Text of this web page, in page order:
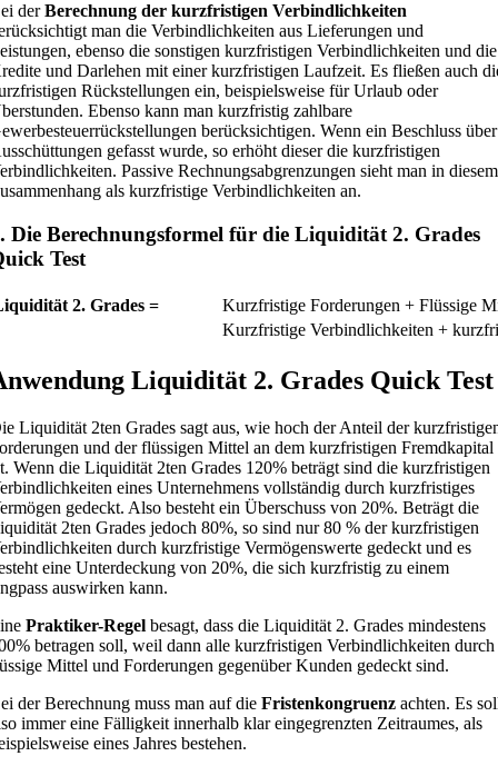
derBerechnung der kurzfristigen Verbindlichkeiten
man die Verbindlichkeiten aus Lieferungen und
ebenso die sonstigen kurzfristigen Verbindlichkeiten und die
und Darlehen mit einer kurzfristigen Laufzeit. Es fließen auch
Rückstellungen ein, beispielsweise für Urlaub oder
Ebenso kann man kurzfristig zahlbare
berücksichtigen. Wenn ein Beschluss über
gefasst wurde, so erhöht dieser die kurzfristigen
Passive Rechnungsabgrenzungen sieht man in diesem
als kurzfristige Verbindlichkeiten an.
Die Berechnungsformel für die Liquidität 2. Grades
Test
2. Grades =
Kurzfristige Forderungen + Flüssige
Kurzfristige Verbindlichkeiten +
Liquidität 2. Grades Quick Test
Liquidität 2ten Grades sagt aus, wie hoch der Anteil der
und der flüssigen Mittel an dem kurzfristigen Fremdkapital
Wenn die Liquidität 2ten Grades 120% beträgt sind die kurzfristigen
eines Unternehmens vollständig durch kurzfristiges
gedeckt. Also besteht ein Überschuss von 20%. Beträgt die
2ten Grades jedoch 80%, so sind nur 80 % der kurzfristigen
durch kurzfristige Vermögenswerte gedeckt und es
eine Unterdeckung von 20%, die sich kurzfristig zu einem
auswirken kann.
Praktiker-Regel besagt, dass die Liquidität 2. Grades mindestens
betragen soll, weil dann alle kurzfristigen Verbindlichkeiten durch
Mittel und Forderungen gegenüber Kunden gedeckt sind.
der Berechnung muss man auf dieFristenkongruenz achten. Es
immer eine Fälligkeit innerhalb klar eingegrenzten Zeitraumes, als
eines Jahres bestehen.